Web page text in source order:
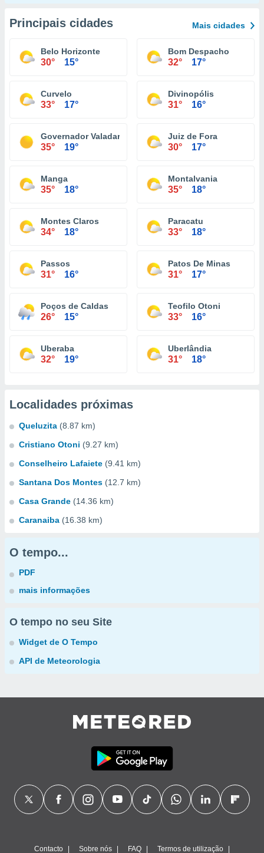
Principais cidades Mais cidades
Belo Horizonte
30° 15°
Bom Despacho
32° 17°
Curvelo
33° 17°
Divinopólis
31° 16°
Governador Valadares
35° 19°
Juiz de Fora
30° 17°
Manga
35° 18°
Montalvania
35° 18°
Montes Claros
34° 18°
Paracatu
33° 18°
Passos
31° 16°
Patos De Minas
31° 17°
Poços de Caldas
26° 15°
Teofilo Otoni
33° 16°
Uberaba
32° 19°
Uberlândia
31° 18°
Localidades próximas
Queluzita (8.87 km)
Cristiano Otoni (9.27 km)
Conselheiro Lafaiete (9.41 km)
Santana Dos Montes (12.7 km)
Casa Grande (14.36 km)
Caranaiba (16.38 km)
O tempo...
PDF
mais informações
O tempo no seu Site
Widget de O Tempo
API de Meteorologia
Contacto Sobre nós FAQ Termos de utilização